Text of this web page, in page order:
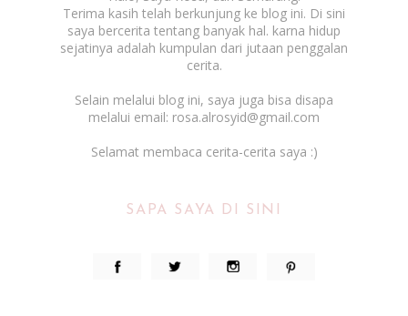
Terima kasih telah berkunjung ke blog ini. Di sini
saya bercerita tentang banyak hal. karna hidup
sejatinya adalah kumpulan dari jutaan penggalan
cerita.
Selain melalui blog ini, saya juga bisa disapa
melalui email: rosa.alrosyid@gmail.com
Selamat membaca cerita-cerita saya :)
SAPA SAYA DI SINI